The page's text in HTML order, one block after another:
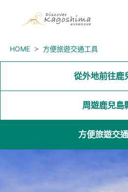
HOME 方便旅遊交通工具
從外地前往鹿
周遊鹿兒島
方便旅遊交